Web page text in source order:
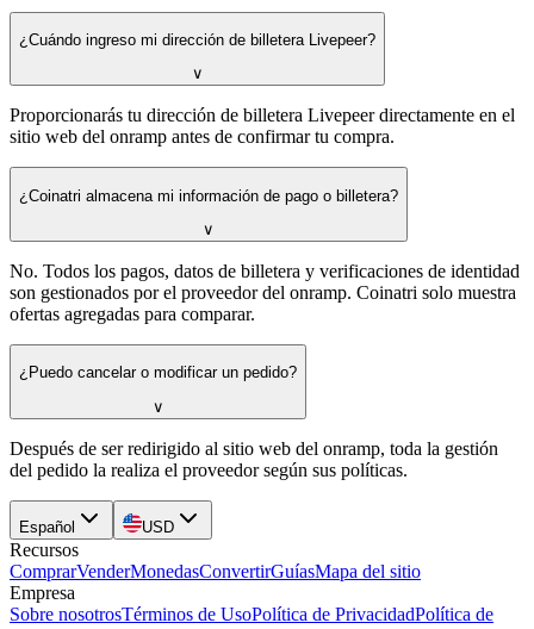
¿Cuándo ingreso mi dirección de billetera Livepeer?
∨
Proporcionarás tu dirección de billetera Livepeer directamente en el
sitio web del onramp antes de confirmar tu compra.
¿Coinatri almacena mi información de pago o billetera?
∨
No. Todos los pagos, datos de billetera y verificaciones de identidad
son gestionados por el proveedor del onramp. Coinatri solo muestra
ofertas agregadas para comparar.
¿Puedo cancelar o modificar un pedido?
∨
Después de ser redirigido al sitio web del onramp, toda la gestión
del pedido la realiza el proveedor según sus políticas.
Español USD
Recursos
ComprarVenderMonedasConvertirGuíasMapa del sitio
Empresa
Sobre nosotrosTérminos de UsoPolítica de PrivacidadPolítica de